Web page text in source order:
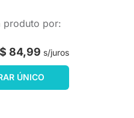
produto por:
84,99 s/juros
ÚNICO